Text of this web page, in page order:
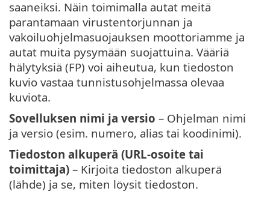
saaneiksi. Näin toimimalla autat meitä
parantamaan virustentorjunnan ja
vakoiluohjelmasuojauksen moottoriamme ja
autat muita pysymään suojattuina. Vääriä
hälytyksiä (FP) voi aiheutua, kun tiedoston
kuvio vastaa tunnistusohjelmassa olevaa
kuviota.
Sovelluksen nimi ja versio – Ohjelman nimi
ja versio (esim. numero, alias tai koodinimi).
Tiedoston alkuperä (URL-osoite tai
toimittaja) – Kirjoita tiedoston alkuperä
(lähde) ja se, miten löysit tiedoston.